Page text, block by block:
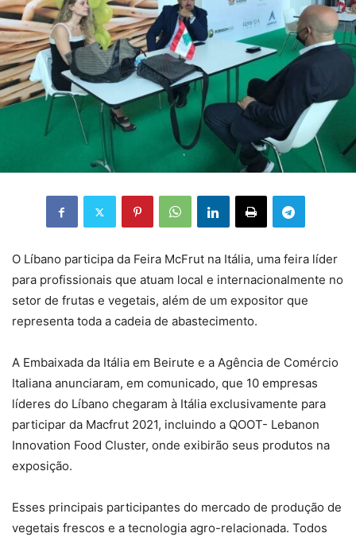
O Líbano participa da Feira McFrut na Itália, uma feira líder
para profissionais que atuam local e internacionalmente no
setor de frutas e vegetais, além de um expositor que
representa toda a cadeia de abastecimento.
A Embaixada da Itália em Beirute e a Agência de Comércio
Italiana anunciaram, em comunicado, que 10 empresas
líderes do Líbano chegaram à Itália exclusivamente para
participar da Macfrut 2021, incluindo a QOOT- Lebanon
Innovation Food Cluster, onde exibirão seus produtos na
exposição.
Esses principais participantes do mercado de produção de
vegetais frescos e a tecnologia agro-relacionada. Todos